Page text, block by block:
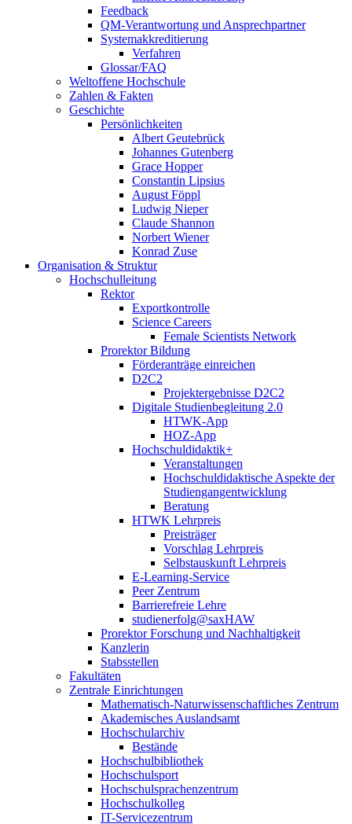
Feedback
QM-Verantwortung und Ansprechpartner
Systemakkreditierung
Verfahren
Glossar/FAQ
Weltoffene Hochschule
Zahlen & Fakten
Geschichte
Persönlichkeiten
Albert Geutebrück
Johannes Gutenberg
Grace Hopper
Constantin Lipsius
August Föppl
Ludwig Nieper
Claude Shannon
Norbert Wiener
Konrad Zuse
Organisation & Struktur
Hochschulleitung
Rektor
Exportkontrolle
Science Careers
Female Scientists Network
Prorektor Bildung
Förderanträge einreichen
D2C2
Projektergebnisse D2C2
Digitale Studienbegleitung 2.0
HTWK-App
HOZ-App
Hochschuldidaktik+
Veranstaltungen
Hochschuldidaktische Aspekte der
Studiengangentwicklung
Beratung
HTWK Lehrpreis
Preisträger
Vorschlag Lehrpreis
Selbstauskunft Lehrpreis
E-Learning-Service
Peer Zentrum
Barrierefreie Lehre
studienerfolg@saxHAW
Prorektor Forschung und Nachhaltigkeit
Kanzlerin
Stabsstellen
Fakultäten
Zentrale Einrichtungen
Mathematisch-Naturwissenschaftliches Zentrum
Akademisches Auslandsamt
Hochschularchiv
Bestände
Hochschulbibliothek
Hochschulsport
Hochschulsprachenzentrum
Hochschulkolleg
IT-Servicezentrum